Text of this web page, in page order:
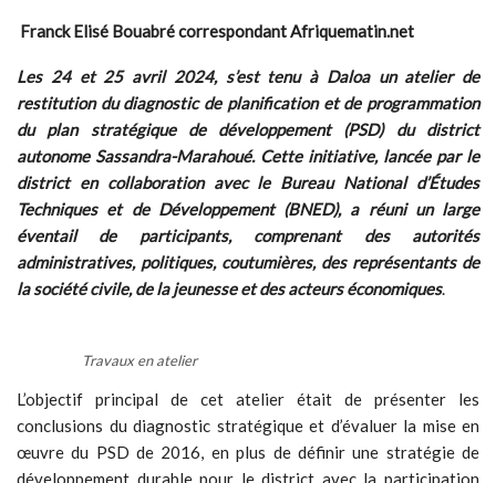
Franck Elisé Bouabré correspondant Afriquematin.net
Les 24 et 25 avril 2024, s’est tenu à Daloa un atelier de
restitution du diagnostic de planification et de programmation
du plan stratégique de développement (PSD) du district
autonome Sassandra-Marahoué. Cette initiative, lancée par le
district en collaboration avec le Bureau National d’Études
Techniques et de Développement (BNED), a réuni un large
éventail de participants, comprenant des autorités
administratives, politiques, coutumières, des représentants de
la société civile, de la jeunesse et des acteurs économiques.
Travaux en atelier
L’objectif principal de cet atelier était de présenter les
conclusions du diagnostic stratégique et d’évaluer la mise en
œuvre du PSD de 2016, en plus de définir une stratégie de
développement durable pour le district avec la participation